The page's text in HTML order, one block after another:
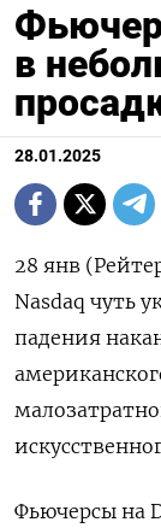
в
28.01.2025
28 янв
Nasdaq чуть
падения
Фьючерсы на